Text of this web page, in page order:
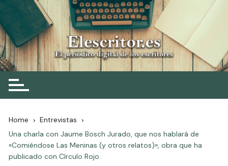
Skip
to
content
Elescritor.es
El periódico digital de los escritores
Home
Entrevistas
Una charla con Jaume Bosch Jurado, que nos hablará de
«Comiéndose Las Meninas (y otros relatos)», obra que ha
publicado con Círculo Rojo.